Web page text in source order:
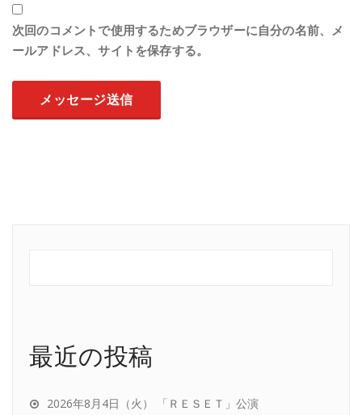
次回のコメントで使用するためブラウザーに自分の名前、メ
ールアドレス、サイトを保存する。
最近の投稿
2026年8月4日（火） 「ＲＥＳＥＴ」公演